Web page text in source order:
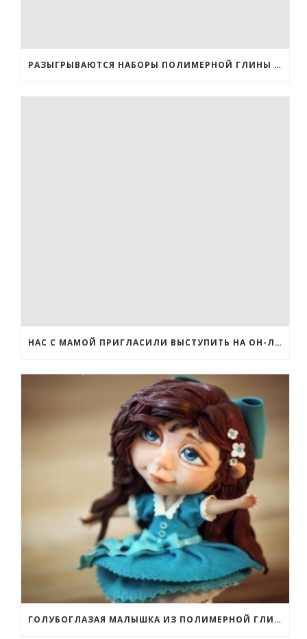
РАЗЫГРЫВАЮТСЯ НАБОРЫ ПОЛИМЕРНОЙ ГЛИНЫ FIMO И 3 ОБУЧАЮЩИХ КУРСА ОТ МЕНЯ!
НАС С МАМОЙ ПРИГЛАСИЛИ ВЫСТУПИТЬ НА ОН-ЛАЙН ФЕСТИВАЛЕ ПО РУКОДЕЛИЮ!
ГОЛУБОГЛАЗАЯ МАЛЫШКА ИЗ ПОЛИМЕРНОЙ ГЛИНЫ